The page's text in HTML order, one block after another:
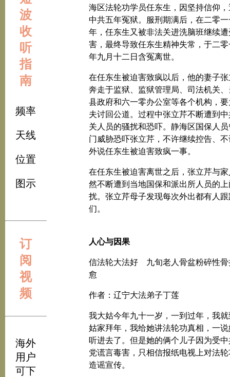
波
收
听
指
南
频率
天线
位置
图示
订
阅
视
频
海外
用户
可下
海区法轮功学员任东生，因坚持信仰，
中共五年冤狱。服刑期满后，在二零一
年，任东生又被非法关进洗脑班继续遭
害，最终导致任东生精神失常，于二零
年九月十二日含冤离世。
在任东生被迫害致疯以后，他的妻子张
奔走于监狱、监狱管理局、司法机关、
县政府和六一零办公室等各个机构，要
夫讨回公道。过程中张立芹不断遭到中
关人员的骚扰和恐吓。静海区国保人员
门威胁恐吓张立芹，不许继续控告、不
外说任东生被迫害致疯一事。
在任东生被迫害离世之后，张立芹与家
然不断遭到当地国保和派出所人员的上
扰。张立芹母子发现每次外出都有人跟
们。
人心与因果
信法轮大法好 九旬老人骨盆粉碎性骨
愈
作者：辽宁大法弟子丁莲
我大姑今年九十一岁，一到过年，我就
姑家拜年，我给她讲法轮功真相，一说
听进去了。但是她的俩个儿子因为受中
党谎言毒害，只相信报纸电视上对法轮
造谣宣传。